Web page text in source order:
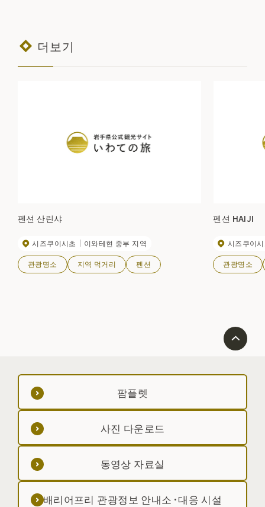
더보기
펜션 산린샤
시즈쿠이시초 이와테현 중부 지역
관광명소 지역 먹거리 펜션
펜션 HAIJI
시즈쿠이
관광명소
팜플렛
사진 다운로드
동영상 자료실
배리어프리 관광정보 안내소·대응 시설